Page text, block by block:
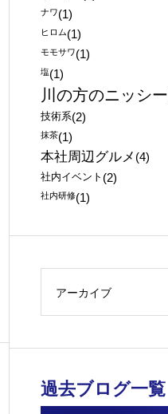
ナワ(1)
ヒロム(1)
モモサワ(1)
塩(1)
川の方のニッシー
技術系(2)
抹茶(1)
本社周辺グルメ (4)
社内イベント (2)
社内研修(1)
アーカイブ
過去ブログ一覧